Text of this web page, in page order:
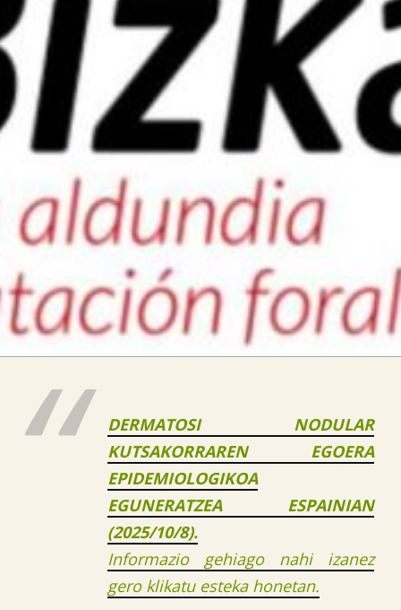
Iragarki-taula
Lursail Market
DERMATOSI NODULAR
KUTSAKORRAREN EGOERA
EPIDEMIOLOGIKOA
EGUNERATZEA ESPAINIAN
(2025/10/8).
Informazio gehiago nahi izanez
gero klikatu esteka honetan.